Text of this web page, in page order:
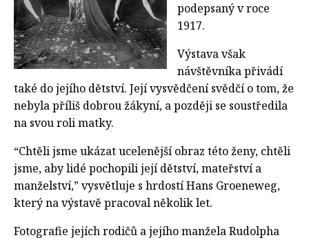
podepsaný v roce
1917.
Výstava však
návštěvníka přivádí
také do jejího dětství. Její vysvědčení svědčí o tom, že
nebyla příliš dobrou žákyní, a později se soustředila
na svou roli matky.
“Chtěli jsme ukázat ucelenější obraz této ženy, chtěli
jsme, aby lidé pochopili její dětství, mateřství a
manželství,” vysvětluje s hrdostí Hans Groeneweg,
který na výstavě pracoval několik let.
Fotografie jejích rodičů a jejího manžela Rudolpha